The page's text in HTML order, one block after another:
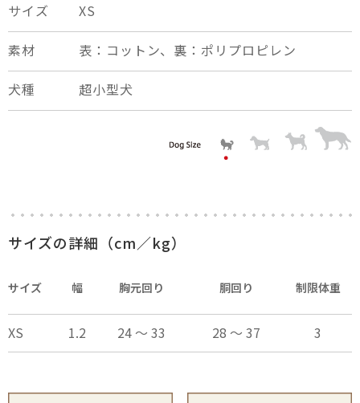
サイズの詳細（cm／kg）
サイズ 幅 胸元回り 胴回り 制限体重
XS 1.2 24 ～ 33 28 ～ 37 3
サイズ XS
素材 表：コットン、裏：ポリプロピレン
犬種 超小型犬